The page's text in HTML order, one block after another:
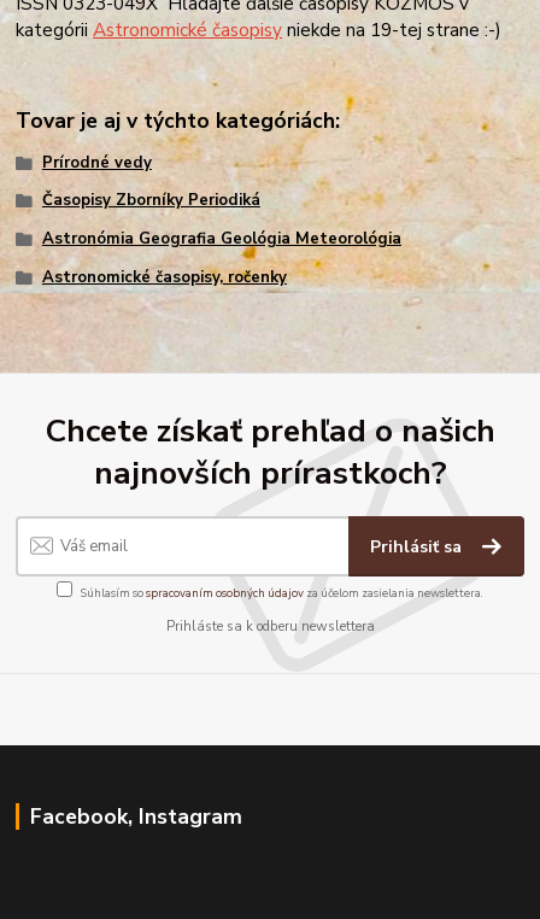
kategóriiAstronomické časopisyniekde na 19-tej strane :-)
Tovar je aj v týchto kategóriách:
Prírodné vedy
Časopisy Zborníky Periodiká
Astronómia Geografia Geológia Meteorológia
Astronomické časopisy, ročenky
Chcete získať prehľad o našich
najnovších prírastkoch?
Prihlásiť sa
Súhlasím sospracovaním osobných údajov za účelom zasielania newslettera.
Prihláste sa k odberu newslettera
Facebook, Instagram